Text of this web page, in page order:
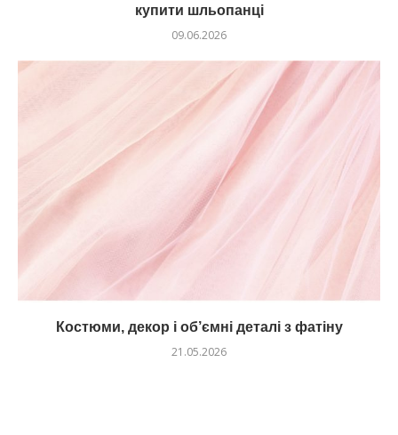
купити шльопанці
09.06.2026
Костюми, декор і об’ємні деталі з фатіну
21.05.2026